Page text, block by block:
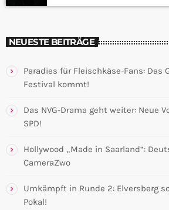
NEUESTE BEITRÄGE
Paradies für Fleischkäse-Fans: Das
Festival kommt!
Das NVG-Drama geht weiter: Neue
SPD!
Hollywood „Made in Saarland“:
CameraZwo
Umkämpft in Runde 2: Elversberg
Pokal!